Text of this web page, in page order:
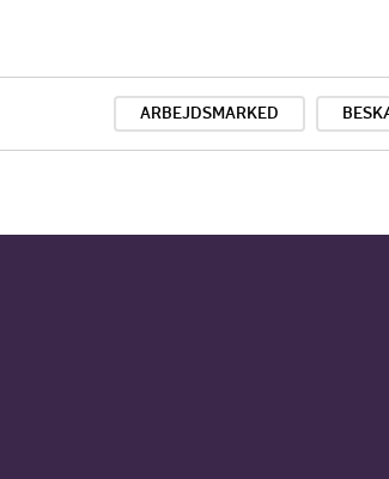
ARBEJDSMARKED